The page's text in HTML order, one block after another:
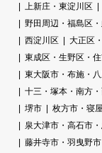
上新庄・東淀川区
野田周辺・福島区
西淀川区
大正区
東成区・生野区・
東大阪市・布施・
十三・塚本・南方
堺市
枚方市・寝屋
泉大津市・高石市
藤井寺市・羽曳野